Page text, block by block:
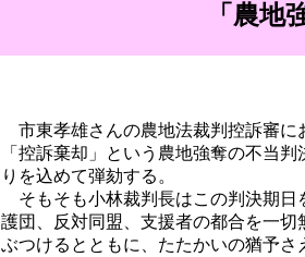
「農地
市東孝雄さんの農地法裁判控訴審に
「控訴棄却」という農地強奪の不当
りを込めて弾劾する。
そもそも小林裁判長はこの判決期日
護団、反対同盟、支援者の都合を一
ぶつけるとともに、たたかいの猶予